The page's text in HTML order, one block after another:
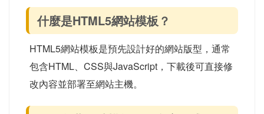
什麼是HTML5網站模板？
HTML5網站模板是預先設計好的網站版型，通常
包含HTML、CSS與JavaScript，下載後可直接修
改內容並部署至網站主機。